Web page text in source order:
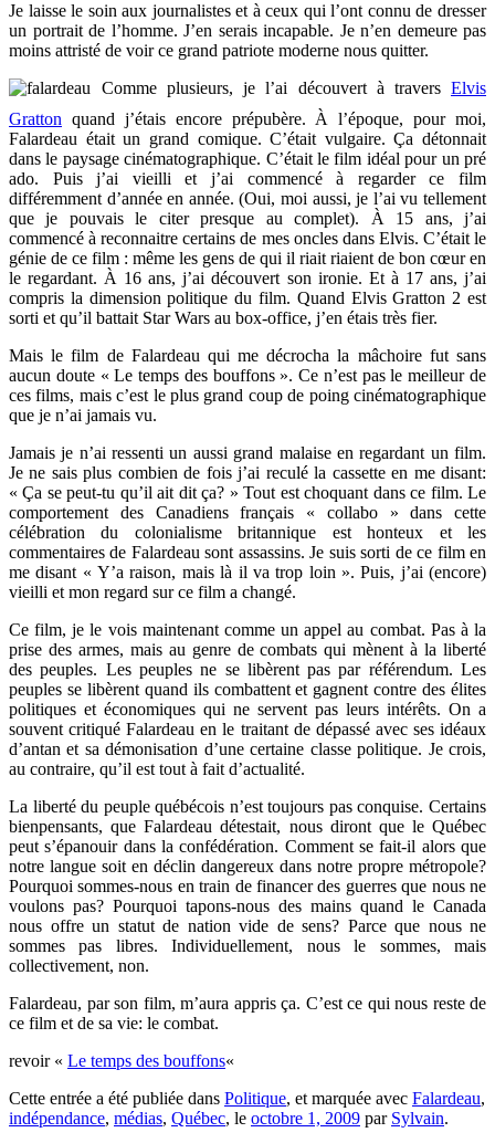
Je laisse le soin aux journalistes et à ceux qui l’ont connu de dresser
un portrait de l’homme. J’en serais incapable. Je n’en demeure pas
moins attristé de voir ce grand patriote moderne nous quitter.
Comme plusieurs, je l’ai découvert à travers Elvis
Gratton quand j’étais encore prépubère. À l’époque, pour moi,
Falardeau était un grand comique. C’était vulgaire. Ça détonnait
dans le paysage cinématographique. C’était le film idéal pour un pré
ado. Puis j’ai vieilli et j’ai commencé à regarder ce film
différemment d’année en année. (Oui, moi aussi, je l’ai vu tellement
que je pouvais le citer presque au complet). À 15 ans, j’ai
commencé à reconnaitre certains de mes oncles dans Elvis. C’était le
génie de ce film : même les gens de qui il riait riaient de bon cœur en
le regardant. À 16 ans, j’ai découvert son ironie. Et à 17 ans, j’ai
compris la dimension politique du film. Quand Elvis Gratton 2 est
sorti et qu’il battait Star Wars au box-office, j’en étais très fier.
Mais le film de Falardeau qui me décrocha la mâchoire fut sans
aucun doute « Le temps des bouffons ». Ce n’est pas le meilleur de
ces films, mais c’est le plus grand coup de poing cinématographique
que je n’ai jamais vu.
Jamais je n’ai ressenti un aussi grand malaise en regardant un film.
Je ne sais plus combien de fois j’ai reculé la cassette en me disant:
« Ça se peut-tu qu’il ait dit ça? » Tout est choquant dans ce film. Le
comportement des Canadiens français « collabo » dans cette
célébration du colonialisme britannique est honteux et les
commentaires de Falardeau sont assassins. Je suis sorti de ce film en
me disant « Y’a raison, mais là il va trop loin ». Puis, j’ai (encore)
vieilli et mon regard sur ce film a changé.
Ce film, je le vois maintenant comme un appel au combat. Pas à la
prise des armes, mais au genre de combats qui mènent à la liberté
des peuples. Les peuples ne se libèrent pas par référendum. Les
peuples se libèrent quand ils combattent et gagnent contre des élites
politiques et économiques qui ne servent pas leurs intérêts. On a
souvent critiqué Falardeau en le traitant de dépassé avec ses idéaux
d’antan et sa démonisation d’une certaine classe politique. Je crois,
au contraire, qu’il est tout à fait d’actualité.
La liberté du peuple québécois n’est toujours pas conquise. Certains
bienpensants, que Falardeau détestait, nous diront que le Québec
peut s’épanouir dans la confédération. Comment se fait-il alors que
notre langue soit en déclin dangereux dans notre propre métropole?
Pourquoi sommes-nous en train de financer des guerres que nous ne
voulons pas? Pourquoi tapons-nous des mains quand le Canada
nous offre un statut de nation vide de sens? Parce que nous ne
sommes pas libres. Individuellement, nous le sommes, mais
collectivement, non.
Falardeau, par son film, m’aura appris ça. C’est ce qui nous reste de
ce film et de sa vie: le combat.
revoir « Le temps des bouffons«
Cette entrée a été publiée dans Politique, et marquée avec Falardeau,
indépendance, médias, Québec, le octobre 1, 2009 par Sylvain.